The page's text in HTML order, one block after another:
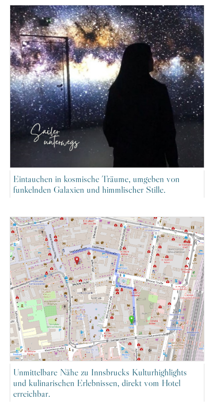
Eintauchen in kosmische Träume, umgeben von
funkelnden Galaxien und himmlischer Stille.
Unmittelbare Nähe zu Innsbrucks Kulturhighlights
und kulinarischen Erlebnissen, direkt vom Hotel
erreichbar.